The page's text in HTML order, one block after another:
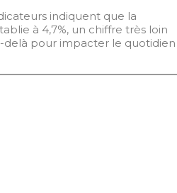
indiquent que la
à 4,7%, un chiffre très loin
delà pour impacter le quotidien